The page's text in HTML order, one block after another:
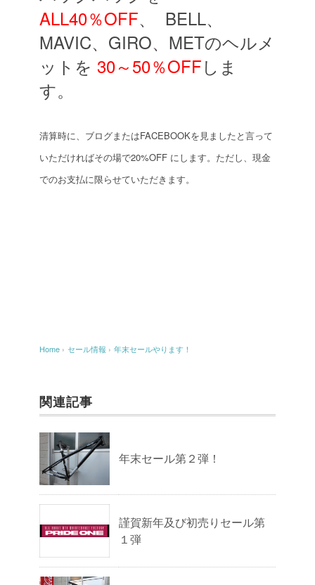
ALL40％OFF、
BELL、
MAVIC、GIRO、METのヘルメ
ットを 30～50％OFFしま
す。
清算時に、ブログまたはFACEBOOKを見ましたと言って
いただければその場で20%OFF にします。ただし、現金
でのお支払に限らせていただきます。
Home › セール情報 › 年末セールやります！
関連記事
年末セール第２弾！
謹賀新年及び初売りセール第
１弾